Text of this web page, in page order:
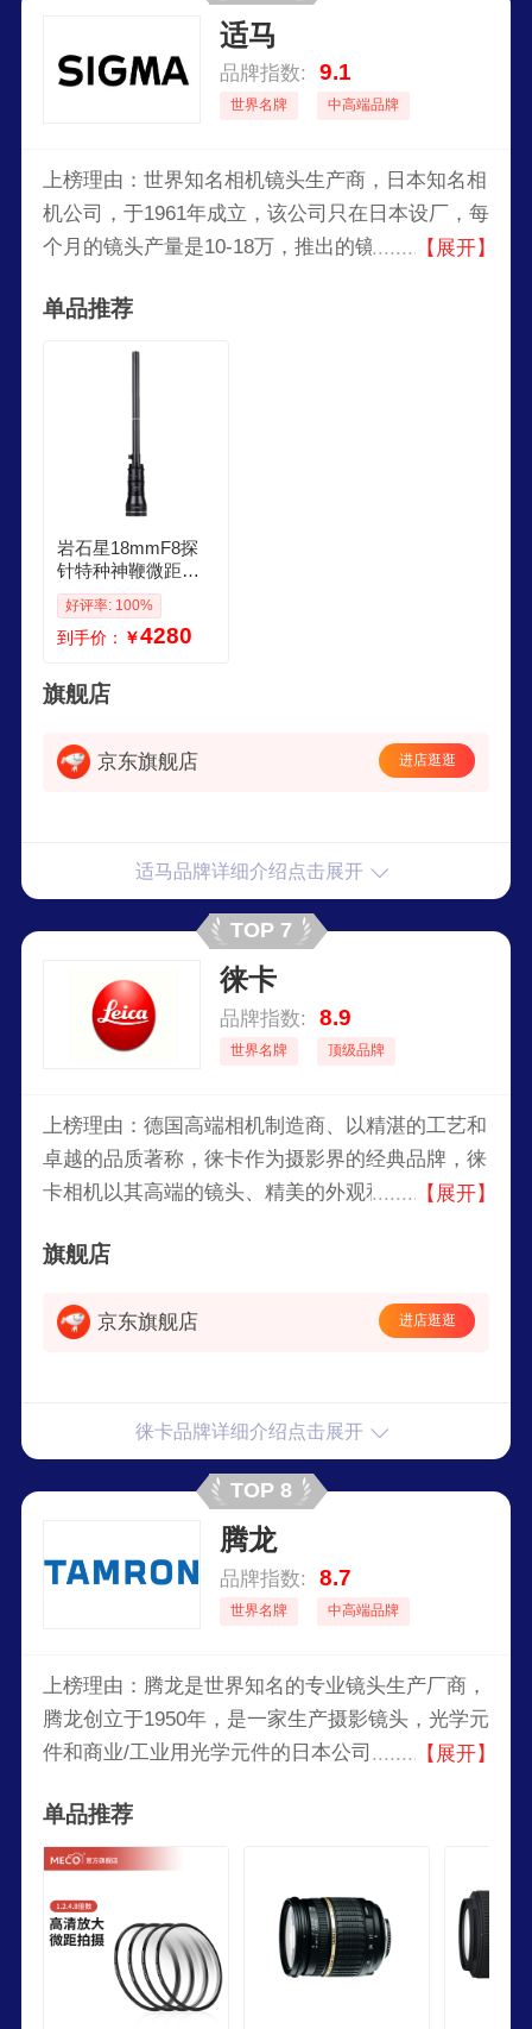
适马
品牌指数: 9.1
世界名牌 中高端品牌
上榜理由：世界知名相机镜头生产商，日本知名相
机公司，于1961年成立，该公司只在日本设厂，每
个月的镜头产量是10-18万，推出的镜头亦相当
马还生产数位相机以及闪光灯。2006年9月26日发
表型号为SD14的数位单眼相机，该数位单眼相机
【展开】
单品推荐
岩石星18mmF8探
针特种神鞭微距微
单18f8适用FE口X口
Z口RF单反m43口 L
相机镜头 黑色 徕卡
好评率: 100%
到手价： ￥4280
旗舰店
京东旗舰店 进店逛逛
适马品牌详细介绍点击展开
TOP 7
徕卡
品牌指数: 8.9
世界名牌 顶级品牌
上榜理由：德国高端相机制造商、以精湛的工艺和
卓越的品质著称，徕卡作为摄影界的经典品牌，徕
卡相机以其高端的镜头、精美的外观和专业的功能
设计、精湛的工艺和创新的摄影技术使其成为摄影
【展开】
旗舰店
京东旗舰店 进店逛逛
徕卡品牌详细介绍点击展开
TOP 8
腾龙
品牌指数: 8.7
世界名牌 中高端品牌
上榜理由：腾龙是世界知名的专业镜头生产厂商，
腾龙创立于1950年，是一家生产摄影镜头，光学元
件和商业/工业用光学元件的日本公司，腾龙作为
誉，其产品以可靠的品质和亲民的价格深受广大摄
影爱好者的喜爱。
【展开】
单品推荐